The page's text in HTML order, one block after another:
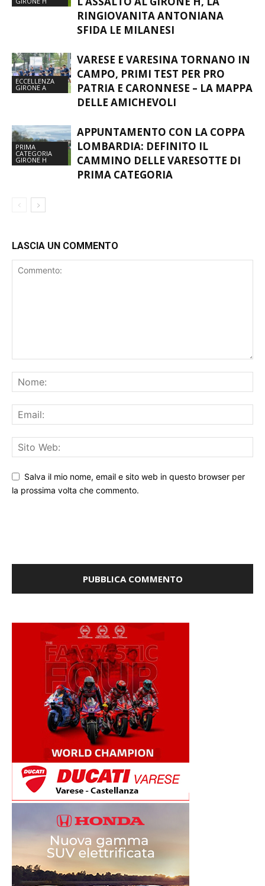
RINGIOVANITA ANTONIANA
SFIDA LE MILANESI
ECCELLENZA
GIRONE A
VARESE E VARESINA TORNANO IN
CAMPO, PRIMI TEST PER PRO
PATRIA E CARONNESE – LA MAPPA
DELLE AMICHEVOLI
PRIMA
CATEGORIA
GIRONE H
APPUNTAMENTO CON LA COPPA
LOMBARDIA: DEFINITO IL
CAMMINO DELLE VARESOTTE DI
PRIMA CATEGORIA
LASCIA UN COMMENTO
Salva il mio nome, email e sito web in questo browser per
la prossima volta che commento.